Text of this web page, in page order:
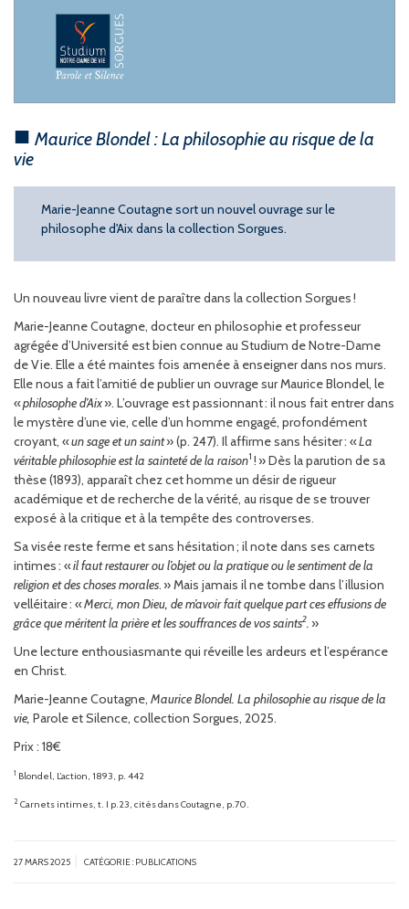
Maurice Blondel : La philosophie au risque de la
vie
Marie-Jeanne Coutagne sort un nouvel ouvrage sur le
philosophe d'Aix dans la collection Sorgues.
Un nouveau livre vient de paraître dans la collection Sorgues !
Marie-Jeanne Coutagne, docteur en philosophie et professeur
agrégée d’Université est bien connue au Studium de Notre-Dame
de Vie. Elle a été maintes fois amenée à enseigner dans nos murs.
Elle nous a fait l’amitié de publier un ouvrage sur Maurice Blondel, le
«philosophe d’Aix». L’ouvrage est passionnant : il nous fait entrer dans
le mystère d’une vie, celle d’un homme engagé, profondément
croyant, «un sage et un saint» (p. 247). Il affirme sans hésiter : «La
véritable philosophie est la sainteté de la raison1 ! » Dès la parution de sa
thèse (1893), apparaît chez cet homme un désir de rigueur
académique et de recherche de la vérité, au risque de se trouver
exposé à la critique et à la tempête des controverses.
Sa visée reste ferme et sans hésitation ; il note dans ses carnets
intimes : «il faut restaurer ou l’objet ou la pratique ou le sentiment de la
religion et des choses morales. » Mais jamais il ne tombe dans l’illusion
velléitaire : «Merci, mon Dieu, de m’avoir fait quelque part ces effusions de
grâce que méritent la prière et les souffrances de vos saints2 »
Une lecture enthousiasmante qui réveille les ardeurs et l’espérance
en Christ.
Marie-Jeanne Coutagne, Maurice Blondel. La philosophie au risque de la
vie, Parole et Silence, collection Sorgues, 2025.
Prix : 18€
1 Blondel L’action , 1893, p. 442
2 Carnets intimes, t. I p.23, cités dansCoutagne , p.70.
27 MARS 2025 CATÉGORIE : PUBLICATIONS